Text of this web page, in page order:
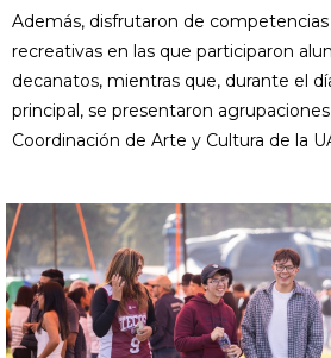
Además, disfrutaron de
recreativas en las que participaron
decanatos, mientras que, durante el
principal, se presentaron
Coordinación de Arte y Cultura de la